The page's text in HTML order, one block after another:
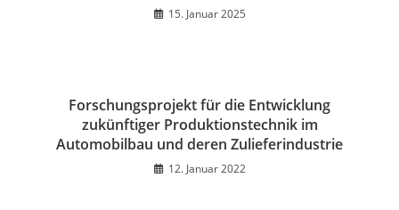
15. Januar 2025
Forschungsprojekt für die Entwicklung
zukünftiger Produktionstechnik im
Automobilbau und deren Zulieferindustrie
12. Januar 2022